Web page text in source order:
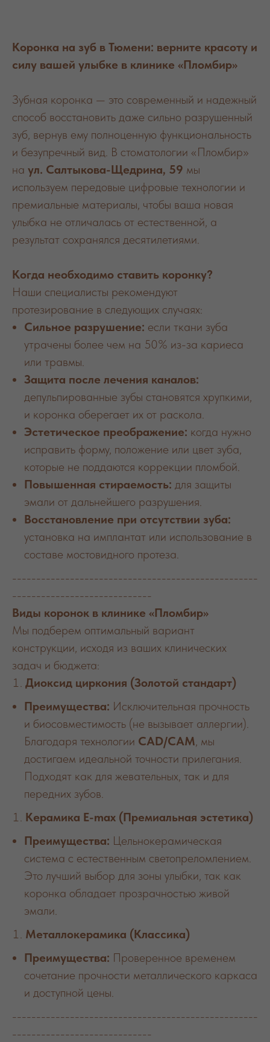
Коронка на зуб в Тюмени: верните красоту и
силу вашей улыбке в клинике «Пломбир»
Зубная коронка — это современный и надежный
способ восстановить даже сильно разрушенный
зуб, вернув ему полноценную функциональность
и безупречный вид. В стоматологии «Пломбир»
на ул. Салтыкова-Щедрина, 59 мы
используем передовые цифровые технологии и
премиальные материалы, чтобы ваша новая
улыбка не отличалась от естественной, а
результат сохранялся десятилетиями.
Когда необходимо ставить коронку?
Наши специалисты рекомендуют
протезирование в следующих случаях:
Сильное разрушение: если ткани зуба
утрачены более чем на 50% из-за кариеса
или травмы.
Защита после лечения каналов:
депульпированные зубы становятся хрупкими,
и коронка оберегает их от раскола.
Эстетическое преображение: когда нужно
исправить форму, положение или цвет зуба,
которые не поддаются коррекции пломбой.
Повышенная стираемость: для защиты
эмали от дальнейшего разрушения.
Восстановление при отсутствии зуба:
установка на имплантат или использование в
составе мостовидного протеза.
---------------------------------------------------
-----------------------------
Виды коронок в клинике «Пломбир»
Мы подберем оптимальный вариант
конструкции, исходя из ваших клинических
задач и бюджета:
Диоксид циркония (Золотой стандарт)
Преимущества: Исключительная прочность
и биосовместимость (не вызывает аллергии).
Благодаря технологии CAD/CAM, мы
достигаем идеальной точности прилегания.
Подходят как для жевательных, так и для
передних зубов.
Керамика E-max (Премиальная эстетика)
Преимущества: Цельнокерамическая
система с естественным светопреломлением.
Это лучший выбор для зоны улыбки, так как
коронка обладает прозрачностью живой
эмали.
Металлокерамика (Классика)
Преимущества: Проверенное временем
сочетание прочности металлического каркаса
и доступной цены.
---------------------------------------------------
-----------------------------